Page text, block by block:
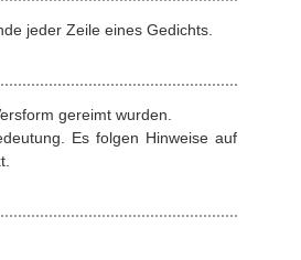
jeder Zeile eines Gedichts.
gereimt wurden.
Es folgen Hinweise auf